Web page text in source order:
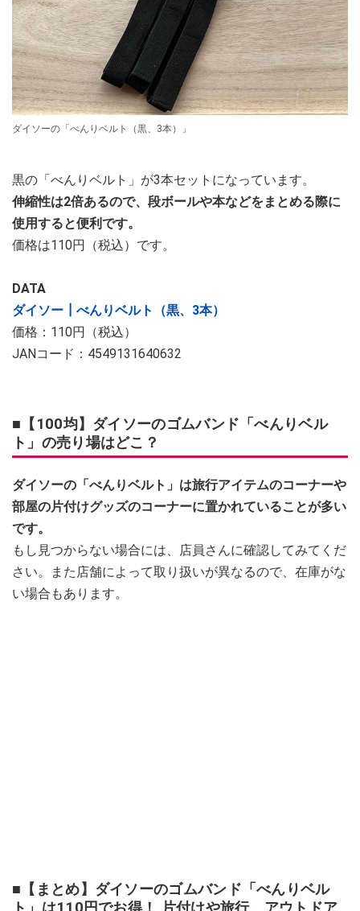
ダイソーの「べんりベルト（黒、3本）」
黒の「べんりベルト」が3本セットになっています。
伸縮性は2倍あるので、段ボールや本などをまとめる際に
使用すると便利です。
価格は110円（税込）です。
DATA
ダイソー┃べんりベルト（黒、3本）
価格：110円（税込）
JANコード：4549131640632
■【100均】ダイソーのゴムバンド「べんりベル
ト」の売り場はどこ？
ダイソーの「べんりベルト」は旅行アイテムのコーナーや
部屋の片付けグッズのコーナーに置かれていることが多い
です。
もし見つからない場合には、店員さんに確認してみてくだ
さい。また店舗によって取り扱いが異なるので、在庫がな
い場合もあります。
■【まとめ】ダイソーのゴムバンド「べんりベル
ト」は110円でお得！ 片付けや旅行、アウトドア